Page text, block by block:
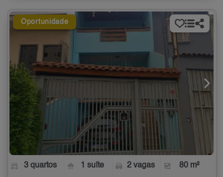
Oportunidade
3 quartos 1 suíte 2 vagas 80 m²